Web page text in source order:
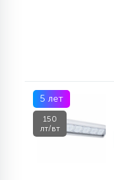
5 лет
150
лт/вт